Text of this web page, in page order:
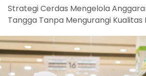
Strategi Cerdas Mengelola
Tangga Tanpa Mengurangi Kualitas